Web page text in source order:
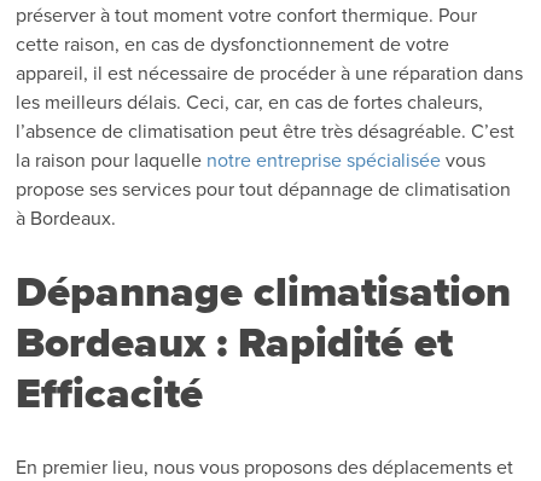
préserver à tout moment votre confort thermique. Pour
cette raison, en cas de dysfonctionnement de votre
appareil, il est nécessaire de procéder à une réparation dans
les meilleurs délais. Ceci, car, en cas de fortes chaleurs,
l’absence de climatisation peut être très désagréable. C’est
la raison pour laquelle notre entreprise spécialisée vous
propose ses services pour tout dépannage de climatisation
à Bordeaux.
Dépannage climatisation
Bordeaux : Rapidité et
Efficacité
En premier lieu, nous vous proposons des déplacements et